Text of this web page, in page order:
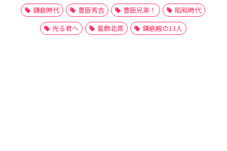
鎌倉時代
豊臣秀吉 豊臣兄弟！
昭和時代
光る君へ
葛飾北斎 鎌倉殿の13人